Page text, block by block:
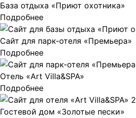
База отдыха «Приют охотника»
Подробнее
Сайт для парк-отеля «Премьера»
Подробнее
Отель «Art Villa&SPA»
Подробнее
Гостевой дом «Золотые пески»